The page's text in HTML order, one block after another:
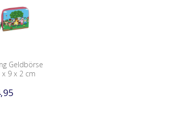
Geldbörse
9 x 2 cm